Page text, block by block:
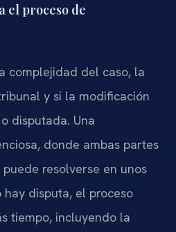
el proceso de
complejidad del caso, la
y si la modificación
disputada. Una
donde ambas partes
resolverse en unos
hay disputa, el proceso
tiempo, incluyendo la